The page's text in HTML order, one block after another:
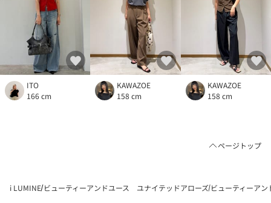
ITO
166 cm
KAWAZOE
158 cm
KAWAZOE
158 cm
ページトップ
i LUMINE ビューティーアンドユース ユナイテッドアローズ ビューティーア